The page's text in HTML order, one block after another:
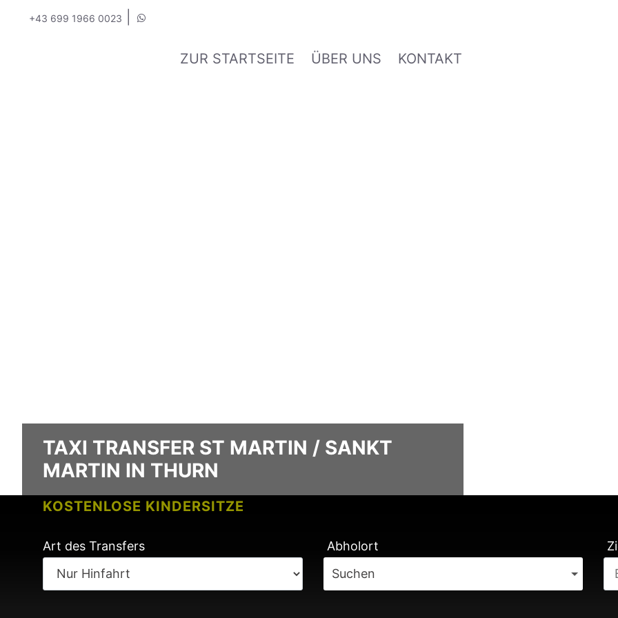
+43 699 1966 0023
ZUR STARTSEITE ÜBER UNS KONTAKT
KOSTENLOSE KINDERSITZE
KEINE GEBÜHREN BEI FLUGVERSPÄTUNG
TAXI TRANSFER ST MARTIN / SANKT
MARTIN IN THURN
Art des Transfers
Abholort
Suchen